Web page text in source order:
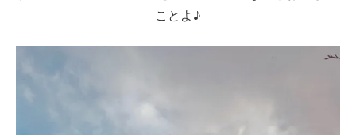
ことよ♪